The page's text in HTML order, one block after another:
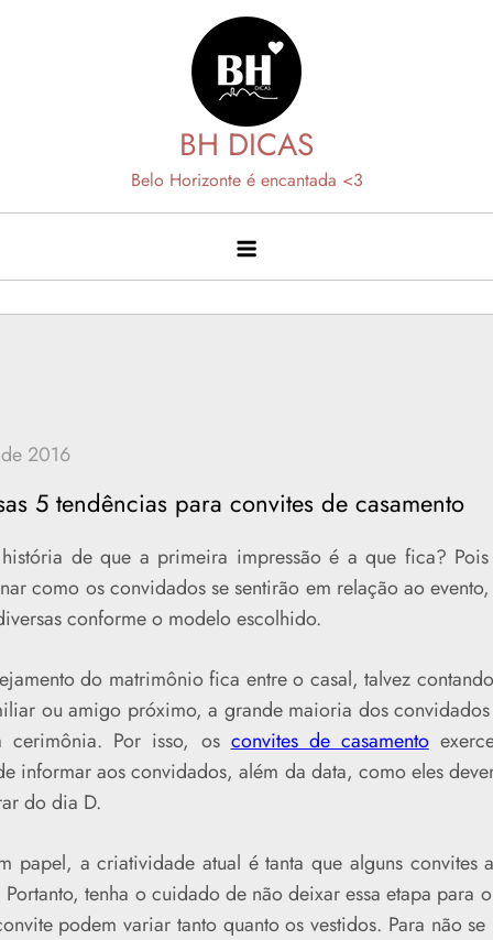
BH DICAS
Belo Horizonte é encantada <3
5 tendências para convites de casamento
de que a primeira impressão é a que fica?
como os convidados se sentirão em relação ao
conforme o modelo escolhido.
do matrimônio fica entre o casal, talvez
ou amigo próximo, a grande maioria dos
cerimônia. Por isso, os convites de casamento
informar aos convidados, além da data, como eles
do dia D.
papel, a criatividade atual é tanta que alguns convites
Portanto, tenha o cuidado de não deixar essa etapa para
podem variar tanto quanto os vestidos. Para não